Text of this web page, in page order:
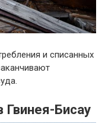
и списанных
Бисау